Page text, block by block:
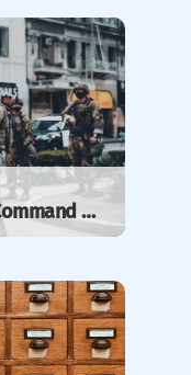
Towards integration of Command and Control systems with IoT — WonderBit’s contribution to NATO’s…